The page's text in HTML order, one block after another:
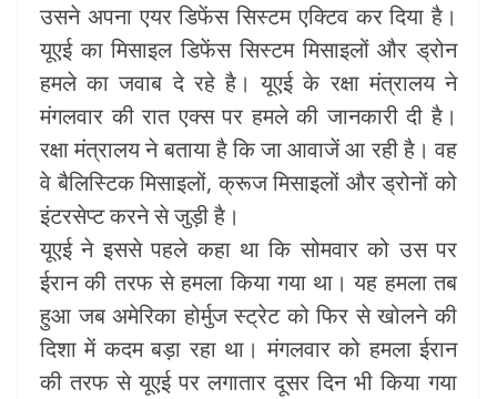
उसने अपना एयर डिफेंस सिस्टम एक्टिव कर दिया है।
यूएई का मिसाइल डिफेंस सिस्टम मिसाइलों और ड्रोन
हमले का जवाब दे रहे है। यूएई के रक्षा मंत्रालय ने
मंगलवार की रात एक्स पर हमले की जानकारी दी है।
रक्षा मंत्रालय ने बताया है कि जा आवाजें आ रही है। वह
वे बैलिस्टिक मिसाइलों, क्रूज मिसाइलों और ड्रोनों को
इंटरसेप्ट करने से जुड़ी है।
यूएई ने इससे पहले कहा था कि सोमवार को उस पर
ईरान की तरफ से हमला किया गया था। यह हमला तब
हुआ जब अमेरिका होर्मुज स्ट्रेट को फिर से खोलने की
दिशा में कदम बड़ा रहा था। मंगलवार को हमला ईरान
की तरफ से यूएई पर लगातार दूसर दिन भी किया गया